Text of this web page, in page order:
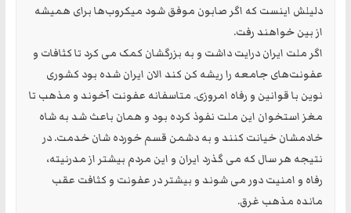
دلیلش اینست که اگر صابون موفق شود میکروب‌ها برای همیشه
از بین خواهند رفت.
اگر ملت ایران درایت داشت و به بزرگشان کمک می کرد تا کثافات و
عفونت‌های جامعه را ریشه کن کند الان ایران شده بود کشوری
نوین با قوانین و رفاه امروزی. متاسفانه عفونت آخوند و مذهب تا
مغز استخوان این ملت نفوذ کرده بود و همان باعث شد به شاه
خادمشان خیانت کنند و به دشمن قسم خورده شان خدمت. در
نتیجه هر سال که می گذرد ایران و این مردم بیشتر از مدرنیته،
رفاه و امنیت دور می شوند و بیشتر در عفونت و کثافت عقب
مانده مذهب غرق.